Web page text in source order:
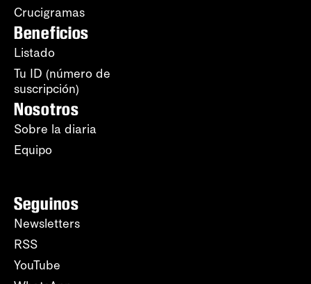
Crucigramas
Beneficios
Listado
Tu ID (número de
suscripción)
Nosotros
Sobre la diaria
Equipo
Seguinos
Newsletters
RSS
YouTube